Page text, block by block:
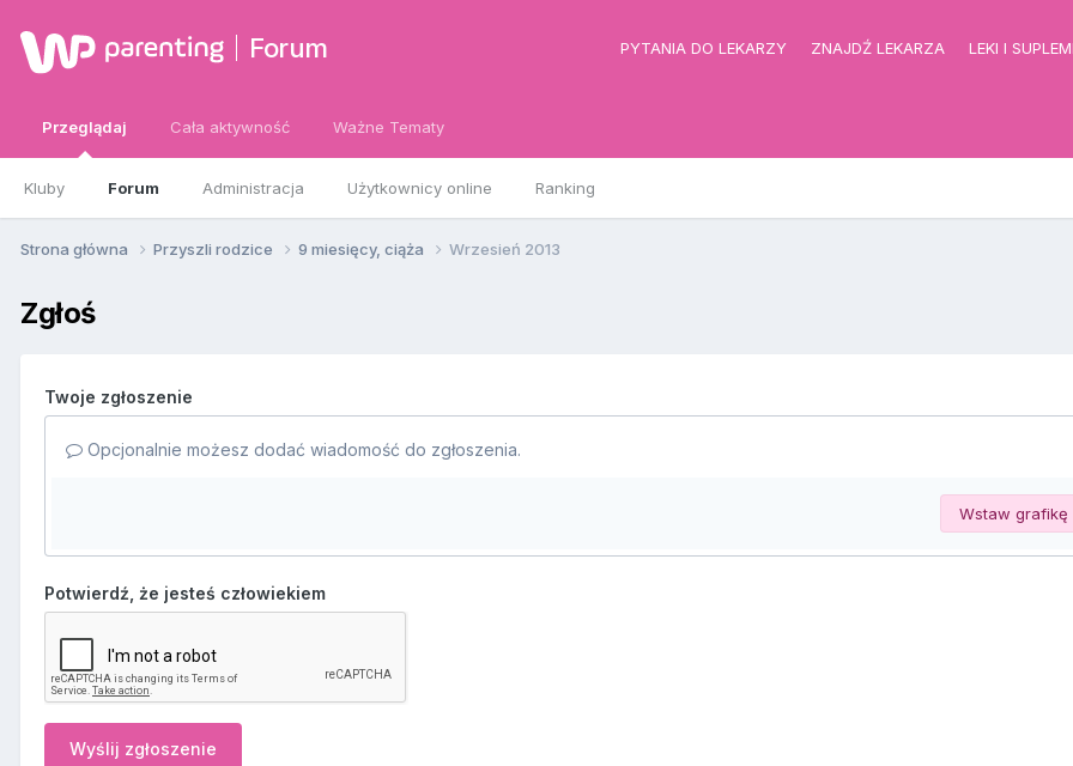
Forum PYTANIA DO LEKARZY ZNAJDŹ LEKARZA LEKI I
Przeglądaj
Kluby Forum Administracja Użytkownicy online Ranking
Cała aktywność Ważne Tematy
Strona główna Przyszli rodzice 9 miesięcy, ciąża Wrzesień 2013
Zgłoś
Twoje zgłoszenie
Opcjonalnie możesz dodać wiadomość do zgłoszenia.
Wstaw grafikę
Potwierdź, że jesteś człowiekiem
Wyślij zgłoszenie